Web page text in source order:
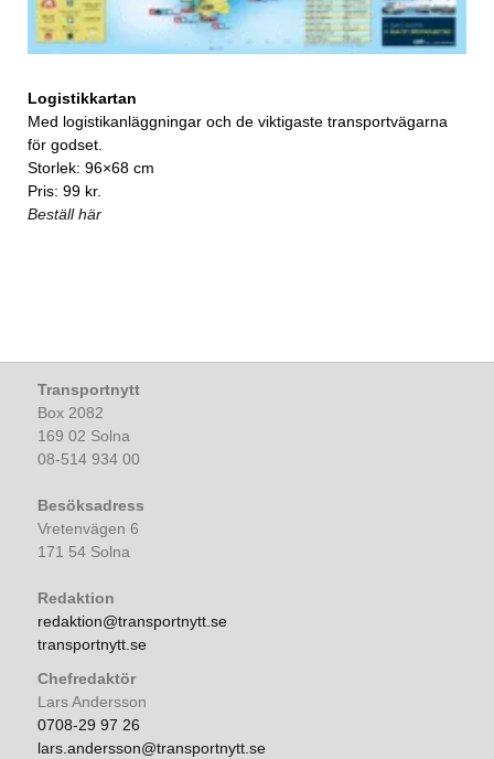
Logistikkartan
Med logistikanläggningar och de viktigaste transportvägarna
för godset.
Storlek: 96×68 cm
Pris: 99 kr.
Beställ här
Transportnytt
Box 2082
169 02 Solna
08-514 934 00
Besöksadress
Vretenvägen 6
171 54 Solna
Redaktion
redaktion@transportnytt.se
transportnytt.se
Chefredaktör
Lars Andersson
0708-29 97 26
lars.andersson@transportnytt.se